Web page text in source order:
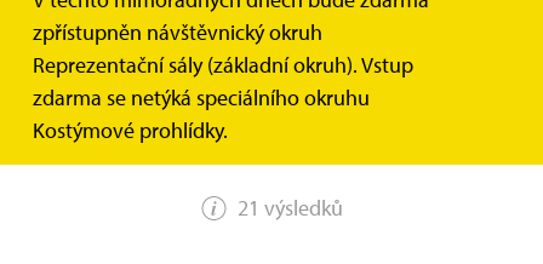
zpřístupněn návštěvnický okruh
Reprezentační sály (základní okruh). Vstup
zdarma se netýká speciálního okruhu
Kostýmové prohlídky.
FILTR
21 výsledků